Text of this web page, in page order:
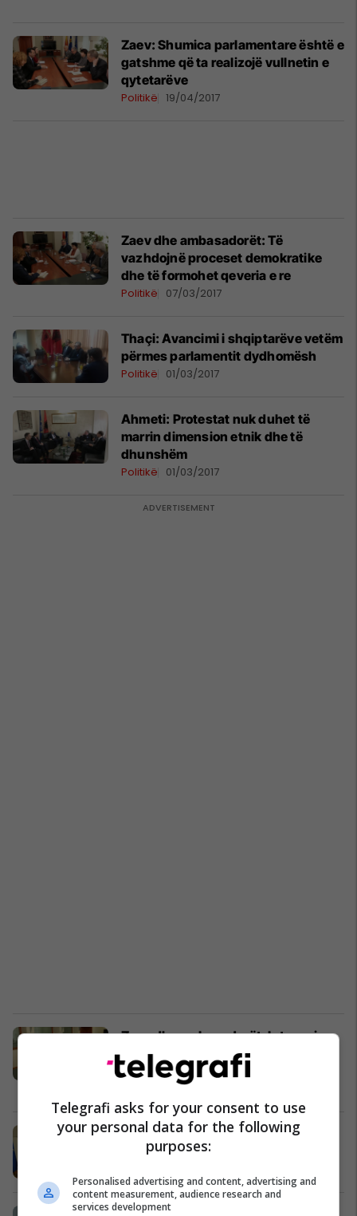
Zaev: Shumica parlamentare është e
gatshme që ta realizojë vullnetin e
qytetarëve
Politikë 19/04/2017
Zaev dhe ambasadorët: Të
vazhdojnë proceset demokratike
dhe të formohet qeveria e re
Politikë 07/03/2017
Thaçi: Avancimi i shqiptarëve vetëm
përmes parlamentit dydhomësh
Politikë 01/03/2017
Ahmeti: Protestat nuk duhet të
marrin dimension etnik dhe të
dhunshëm
Politikë 01/03/2017
Zaev dhe ambasadorët: Interes i
qytetarëve në Maqedoni është
formimi një qeverie stabile
31/01/2017
Zaev-Staffanson: Qeveria e re të
respektojë mesazhet e Pribes
Telegrafi asks for your consent to use
your personal data for the following
purposes:
Personalised advertising and content, advertising and
content measurement, audience research and
services development